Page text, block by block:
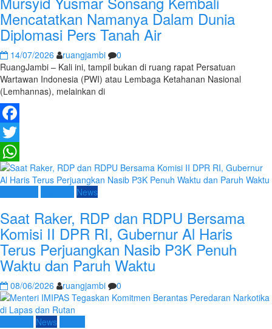
Mencatatkan Namanya Dalam Dunia
Diplomasi Pers Tanah Air
14/07/2026 ruangjambi
0
RuangJambi – Kali ini, tampil bukan di ruang rapat Persatuan
Wartawan Indonesia (PWI) atau Lembaga Ketahanan Nasional
(Lemhannas), melainkan di
Facebook
Twitter
WhatsApp
News
Saat Raker, RDP dan RDPU Bersama
Komisi II DPR RI, Gubernur Al Haris
Terus Perjuangkan Nasib P3K Penuh
Waktu dan Paruh Waktu
08/06/2026 ruangjambi 0
News